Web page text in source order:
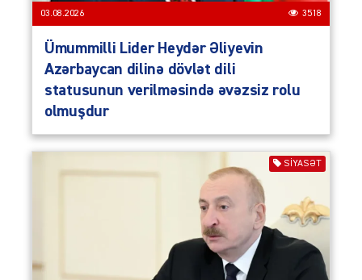
03.08.2026 3518
Ümummilli Lider Heydər Əliyevin
Azərbaycan dilinə dövlət dili
statusunun verilməsində əvəzsiz rolu
olmuşdur
SIYASƏT